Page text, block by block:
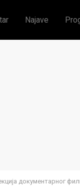
Najave
документарног